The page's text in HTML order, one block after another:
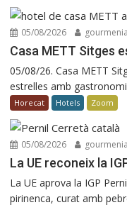
05/08/2026
Casa METT Sitges
05/08/26. Casa METT
estrelles amb
Horecat Hotels Zoom
05/08/2026
La UE reconeix la
La UE aprova la IGP
pirinenca, curat amb